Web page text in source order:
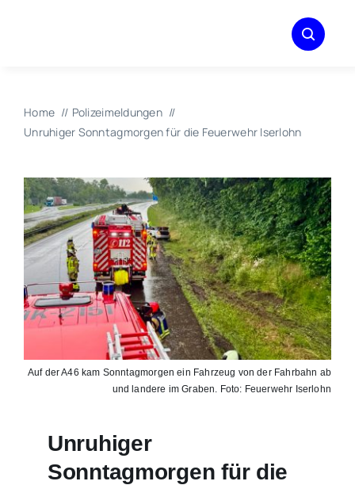
Home
Polizeimeldungen
Unruhiger Sonntagmorgen für die Feuerwehr Iserlohn
Auf der A46 kam Sonntagmorgen ein Fahrzeug von der Fahrbahn ab
und landere im Graben. Foto: Feuerwehr Iserlohn
Unruhiger
Sonntagmorgen für die